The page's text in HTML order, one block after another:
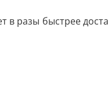
в разы быстрее